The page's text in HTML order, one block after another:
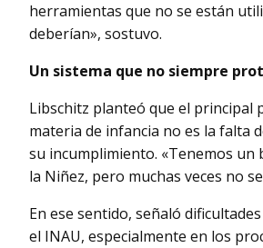
herramientas que no se están
deberían», sostuvo.
Un sistema que no siempre
Libschitz planteó que el principal
materia de infancia no es la falta
su incumplimiento. «Tenemos un
la Niñez, pero muchas veces no
En ese sentido, señaló
el INAU, especialmente en los